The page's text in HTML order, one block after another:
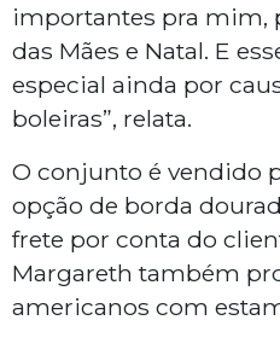
importantes pra mim,
das Mães e Natal. E
especial ainda por
boleiras”, relata.
O conjunto é vendido
opção de borda
frete por conta do
Margareth também
americanos com